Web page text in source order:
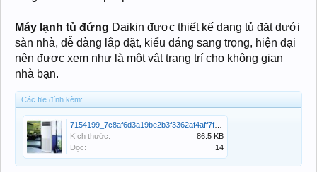
Máy lạnh tủ đứng Daikin được thiết kế dạng tủ đặt dưới
sàn nhà, dễ dàng lắp đặt, kiểu dáng sang trọng, hiện đại
nên được xem như là một vật trang trí cho không gian
nhà bạn.
Các file đính kèm:
Kích thước:
86.5 KB
Đọc:
14